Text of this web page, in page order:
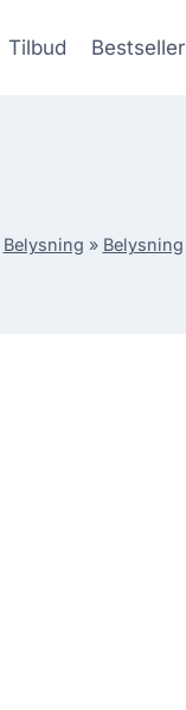
Tilbud Bestseller
Belysning » Belysning